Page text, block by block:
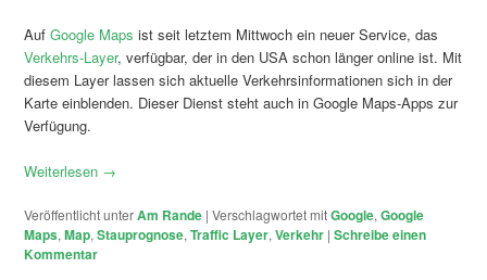
AufGoogle Maps ist seit letztem Mittwoch ein neuer Service, das
Verkehrs-Layer, verfügbar, der in den USA schon länger online ist. Mit
diesem Layer lassen sich aktuelle Verkehrsinformationen sich in der
Karte einblenden. Dieser Dienst steht auch in Google Maps-Apps zur
Verfügung.
Weiterlesen →
Veröffentlicht unterAm Rande |Verschlagwortet mitGoogle,Google
Maps,Map,Stauprognose,Traffic Layer,Verkehr |Schreibe einen
Kommentar